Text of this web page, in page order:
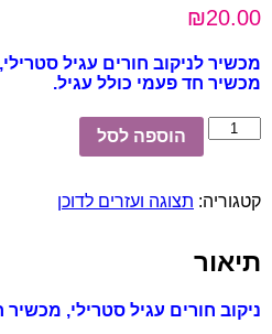
₪20.00
מכשיר לניקוב חורים עגיל סטרילי,
מכשיר חד פעמי כולל עגיל.
כמות
של
עגיל
יח'
הוספה לסל
קטגוריה: תצוגה ועזרים לדוכן
תיאור
ניקוב חורים עגיל סטרילי, מכשיר